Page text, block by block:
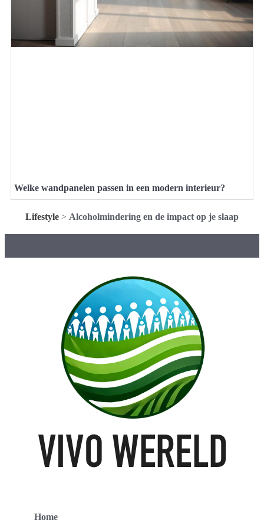
Welke wandpanelen passen in een modern interieur?
Lifestyle > Alcoholmindering en de impact op je slaap
Home